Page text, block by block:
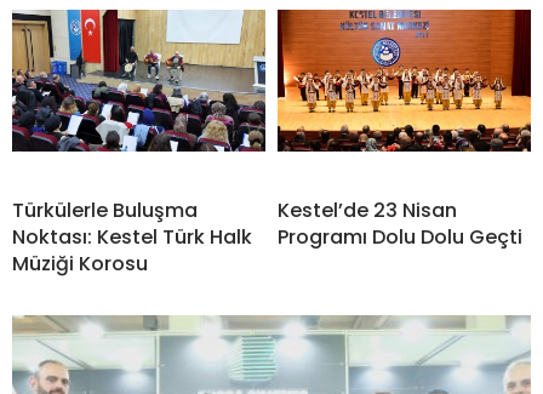
Türkülerle Buluşma
Noktası: Kestel Türk Halk
Müziği Korosu
Kestel’de 23 Nisan
Programı Dolu Dolu Geçti